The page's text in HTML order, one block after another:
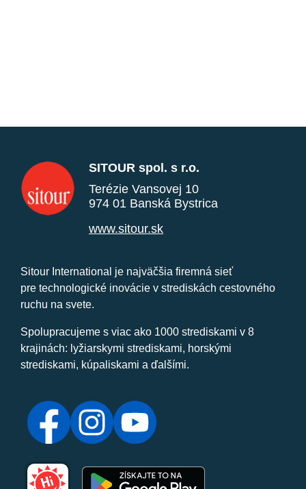
SITOUR spol. s r.o.
Terézie Vansovej 10
974 01 Banská Bystrica
www.sitour.sk
Sitour International je najväčšia firemná sieť
pre technologické inovácie v strediskách cestovného
ruchu na svete.
Spolupracujeme s viac ako 1000 strediskami v 8
krajinách: lyžiarskymi strediskami, horskými
strediskami, kúpaliskami a ďalšími.